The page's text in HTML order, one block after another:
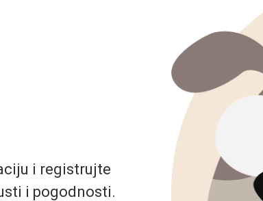
i registrujte
i pogodnosti.